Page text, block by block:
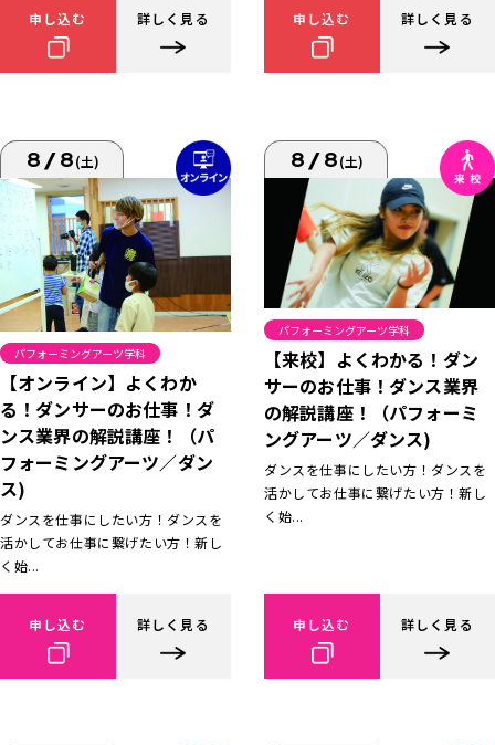
申し込む 詳しく見る 申し込む 詳しく見る
8/8(土)
パフォーミングアーツ学科
【オンライン】よくわか
る！ダンサーのお仕事！ダ
ンス業界の解説講座！（パ
フォーミングアーツ／ダン
ス)
ダンスを仕事にしたい方！ダンスを
活かしてお仕事に繋げたい方！新し
く始...
申し込む 詳しく見る
8/8(土)
パフォーミングアーツ学科
【来校】よくわかる！ダン
サーのお仕事！ダンス業界
の解説講座！（パフォーミ
ングアーツ／ダンス)
ダンスを仕事にしたい方！ダンスを
活かしてお仕事に繋げたい方！新し
く始...
申し込む 詳しく見る